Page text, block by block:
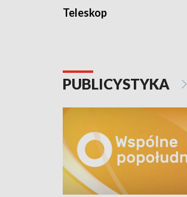
Teleskop
PUBLICYSTYKA